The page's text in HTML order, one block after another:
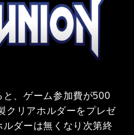
と、ゲーム参加費が500
クリアホルダーをプレゼ
ダーは無くなり次第終